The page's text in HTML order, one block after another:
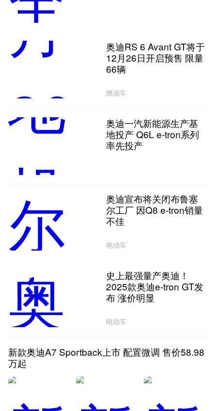
奥迪RS 6 Avant GT将于
12月26日开启预售 限量
66辆
燃油车
奥迪一汽新能源生产基
地投产 Q6L e-tron系列
率先投产
奥迪宣布将关闭布鲁塞
尔工厂 因Q8 e-tron销量
不佳
电动车
史上最强量产奥迪！
2025款奥迪e-tron GT发
布 涨价明显
电动车
新款奥迪A7 Sportback上市 配置微调 售价58.98
万起